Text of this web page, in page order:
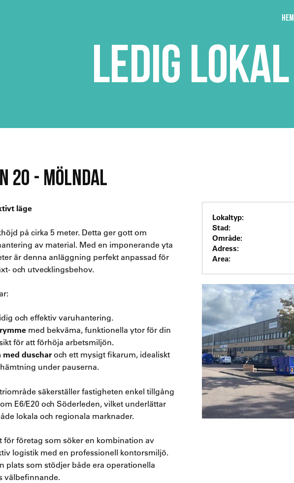
Hem
LEDIG LOKAL
20 - MÖLNDAL
läge
på cirka 5 meter. Detta ger gott om
av material. Med en imponerande yta
är denna anläggning perfekt anpassad för
och utvecklingsbehov.
och effektiv varuhantering.
med bekväma, funktionella ytor för din
för att förhöja arbetsmiljön.
duscharoch ett mysigt fikarum, idealiskt
under pauserna.
säkerställer fastigheten enkel tillgång
E6/E20 och Söderleden, vilket underlättar
lokala och regionala marknader.
för företag som söker en kombination av
logistik med en professionell kontorsmiljö.
plats som stödjer både era operationella
välbefinnande.
Lokaltyp:
Stad:
Område:
Adress:
Area: